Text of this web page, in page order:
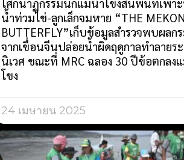
น้ำท่วมไข่-ลูกเล็กจมหาย “THE
BUTTERFLY”เก็บข้อมูลสำรวจพบผลก
จากเขื่อนจีนปล่อยน้ำผิดฤดูกาลทำลายร
นิเวศ ขณะที่ MRC ฉลอง 30 ปีข้อตกลง
โขง
24 เมษายน 2025